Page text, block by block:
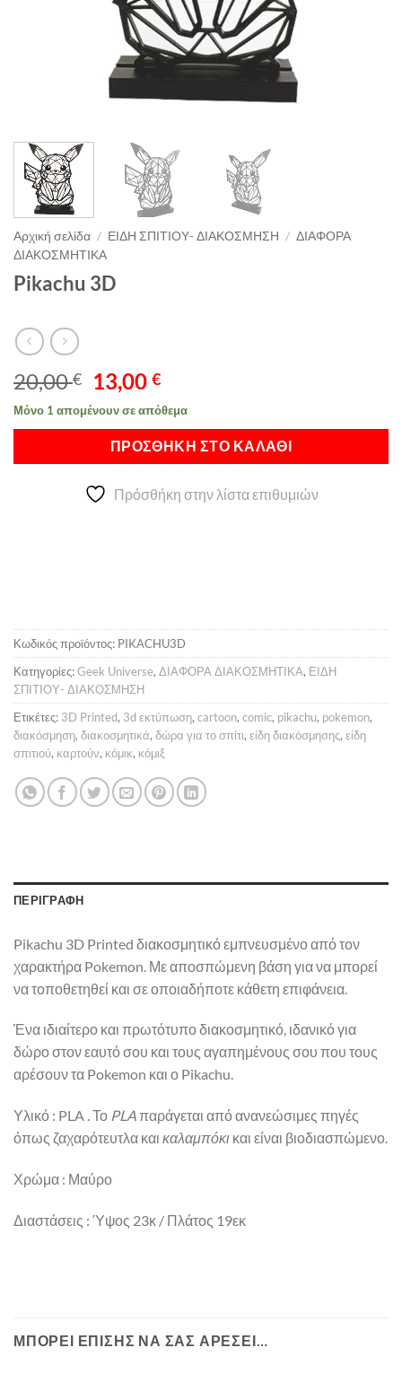
Αρχική σελίδα / ΕΙΔΗ ΣΠΙΤΙΟΥ- ΔΙΑΚΟΣΜΗΣΗ / ΔΙΑΦΟΡΑ
ΔΙΑΚΟΣΜΗΤΙΚΑ
Pikachu 3D
20,00€
Original
price
was:
20,00 €.
13,00€Η
τρέχουσα
τιμή
είναι:
13,00 €.
Μόνο 1 απομένουν σε απόθεμα
ΠΡΟΣΘΉΚΗ ΣΤΟ ΚΑΛΆΘΙ
Πρόσθήκη στην λίστα επιθυμιών
Κωδικός προϊόντος: PIKACHU3D
Κατηγορίες:Geek Universe, ΔΙΑΦΟΡΑ ΔΙΑΚΟΣΜΗΤΙΚΑ, ΕΙΔΗ
ΣΠΙΤΙΟΥ- ΔΙΑΚΟΣΜΗΣΗ
Ετικέτες: 3D Printed, 3d εκτύπωση, cartoon, comic, pikachu, pokemon,
διακόσμηση, διακοσμητικά, δώρα για το σπίτι, είδη διακόσμησης, είδη
σπιτιού, καρτούν, κόμικ, κόμιξ
ΠΕΡΙΓΡΑΦΉ
Pikachu 3D Printed διακοσμητικό εμπνευσμένο από τον
χαρακτήρα Pokemon. Με αποσπώμενη βάση για να μπορεί
να τοποθετηθεί και σε οποιαδήποτε κάθετη επιφάνεια.
Ένα ιδιαίτερο και πρωτότυπο διακοσμητικό, ιδανικό για
δώρο στον εαυτό σου και τους αγαπημένους σου που τους
αρέσουν τα Pokemon και ο Pikachu.
Υλικό : PLA . Το PLAπαράγεται από ανανεώσιμες πηγές
όπως ζαχαρότευτλα και καλαμπόκι και είναι βιοδιασπώμενο.
Χρώμα : Μαύρο
Διαστάσεις : Ύψος 23κ / Πλάτος 19εκ
ΜΠΟΡΕΊ ΕΠΊΣΗΣ ΝΑ ΣΑΣ ΑΡΈΣΕΙ…